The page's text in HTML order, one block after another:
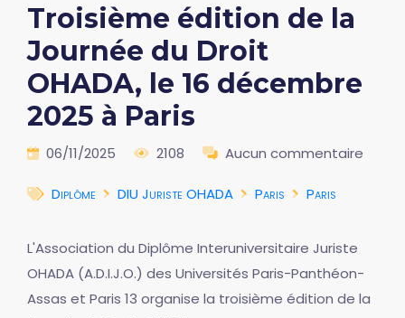
Troisième édition de la
Journée du Droit
OHADA, le 16 décembre
2025 à Paris
06/11/2025 2108 Aucun commentaire
Diplôme DIU Juriste OHADA Paris Paris
L'Association du Diplôme Interuniversitaire Juriste
OHADA (A.D.I.J.O.) des Universités Paris-Panthéon-
Assas et Paris 13 organise la troisième édition de la